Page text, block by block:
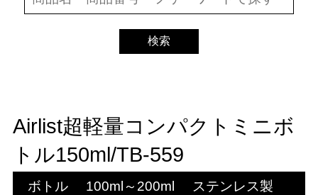
Airlist超軽量コンパクトミニボ
トル150ml/TB-559
ボトル 100ml～200ml ステンレス製